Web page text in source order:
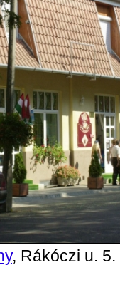
, Rákóczi u. 5.